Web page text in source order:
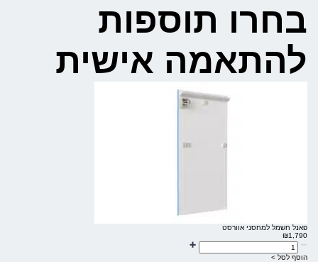
בחרו תוספות
להתאמה אישית
פאנל חשמל למחסני אוורסט
₪1,790
הוסף לסל >